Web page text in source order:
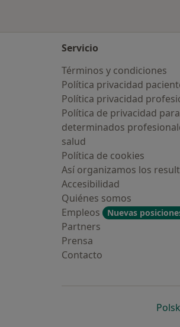
Servicio
Términos y condiciones
Política privacidad
Política privacidad
Política de privacidad para
determinados
salud
Política de cookies
Así organizamos los
Accesibilidad
Quiénes somos
Empleos
Nuevas
Partners
Prensa
Contacto